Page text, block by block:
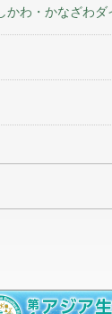
わ・かなざわダ